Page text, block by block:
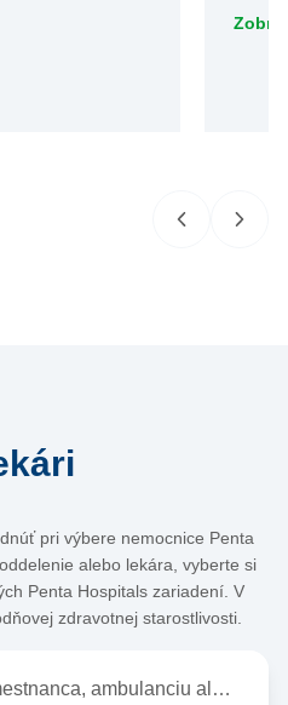
pri výbere nemocnice Penta
alebo lekára, vyberte si
Penta Hospitals zariadení. V
zdravotnej starostlivosti.